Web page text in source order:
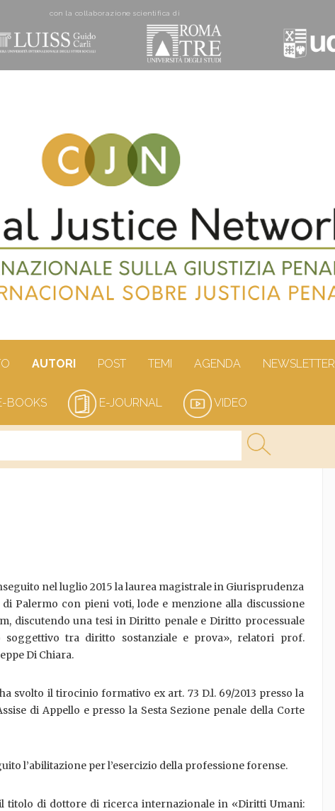
con la collaborazione scientifica di
AUTORI POST TEMI AGENDA NEWSLETTER
BOOKS E-JOURNAL VIDEO
nel luglio 2015 la laurea magistrale in Giurisprudenza
Palermo con pieni voti, lode e menzione alla discussione
discutendo una tesi in Diritto penale e Diritto processuale
soggettivo tra diritto sostanziale e prova», relatori prof.
Di Chiara.
svolto il tirocinio formativo ex art. 73 D.l. 69/2013 presso la
di Appello e presso la Sesta Sezione penale della Corte
l’abilitazione per l’esercizio della professione forense.
titolo di dottore di ricerca internazionale in «Diritti Umani: